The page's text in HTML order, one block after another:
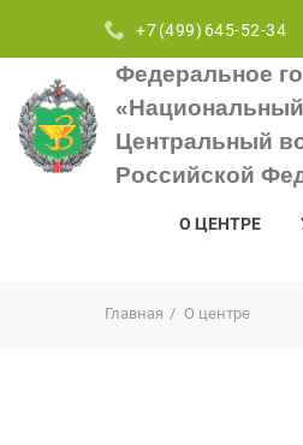
+7 (499) 645-52-34
Федеральное
Центральный
Российской
О ЦЕНТРЕ
Главная О центре